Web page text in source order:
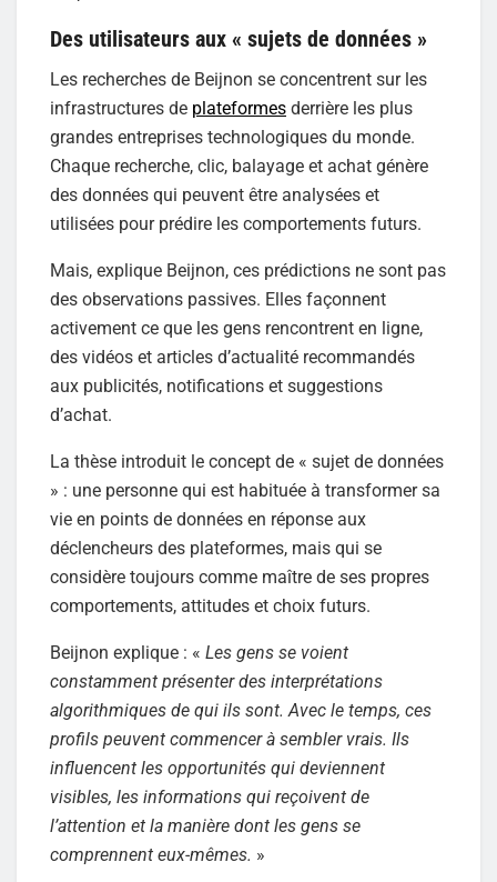
Des utilisateurs aux « sujets de données »
Les recherches de Beijnon se concentrent sur les
infrastructures de plateformes derrière les plus
grandes entreprises technologiques du monde.
Chaque recherche, clic, balayage et achat génère
des données qui peuvent être analysées et
utilisées pour prédire les comportements futurs.
Mais, explique Beijnon, ces prédictions ne sont pas
des observations passives. Elles façonnent
activement ce que les gens rencontrent en ligne,
des vidéos et articles d’actualité recommandés
aux publicités, notifications et suggestions
d’achat.
La thèse introduit le concept de « sujet de données
» : une personne qui est habituée à transformer sa
vie en points de données en réponse aux
déclencheurs des plateformes, mais qui se
considère toujours comme maître de ses propres
comportements, attitudes et choix futurs.
Beijnon explique : « Les gens se voient
constamment présenter des interprétations
algorithmiques de qui ils sont. Avec le temps, ces
profils peuvent commencer à sembler vrais. Ils
influencent les opportunités qui deviennent
visibles, les informations qui reçoivent de
l’attention et la manière dont les gens se
comprennent eux-mêmes. »